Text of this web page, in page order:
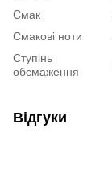
Смак
Смакові ноти
Ступінь
обсмаження
Відгуки